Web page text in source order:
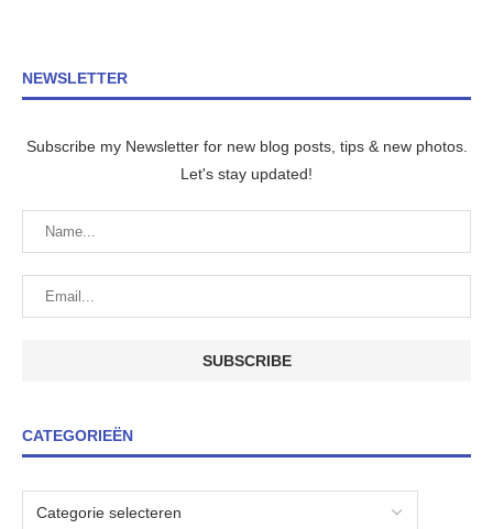
NEWSLETTER
Subscribe my Newsletter for new blog posts, tips & new photos.
Let's stay updated!
CATEGORIEËN